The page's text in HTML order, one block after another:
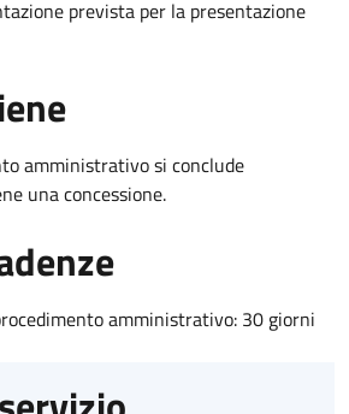
prevista per la presentazione
amministrativo si conclude
una concessione.
amministrativo: 30 giorni